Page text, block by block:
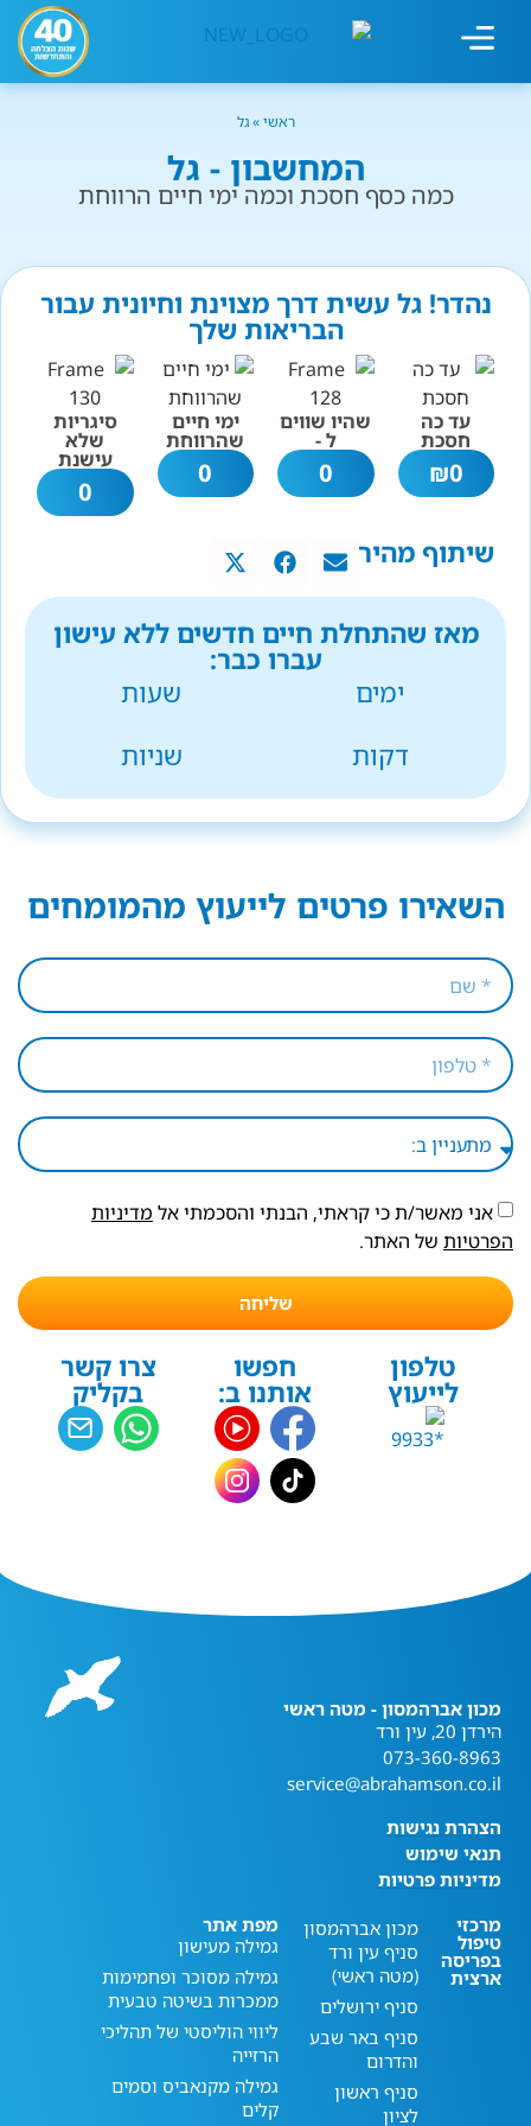
ראשי»גל
המחשבון - גל
כמה כסף חסכת וכמה ימי חיים הרווחת
נהדר! גל עשית דרך מצוינת וחיונית עבור
הבריאות שלך
עד כה
חסכת
0
₪
שהיו שווים
ל -
0
ימי חיים
שהרווחת
0
סיגריות
שלא
עישנת
0
שיתוף מהיר
מאז שהתחלת חיים חדשים ללא עישון
עברו כבר:
ימים
שעות
דקות
שניות
השאירו פרטים לייעוץ מהמומחים
אני מאשר/ת כי קראתי, הבנתי והסכמתי אל מדיניות
הפרטיות של האתר.
שליחה
טלפון
לייעוץ
חפשו
אותנו ב:
צרו קשר
בקליק
מכון אברהמסון - מטה ראשי
הירדן 20, עין ורד
073-360-8963
service@abrahamson.co.il
הצהרת נגישות
תנאי שימוש
מדיניות פרטיות
מרכזי
טיפול
בפריסה
ארצית
מכון אברהמסון
סניף עין ורד
(מטה ראשי)
סניף ירושלים
סניף באר שבע
והדרום
סניף ראשון
לציון
מפת אתר
גמילה מעישון
גמילה מסוכר ופחמימות
ממכרות בשיטה טבעית
ליווי הוליסטי של תהליכי
הרזייה
גמילה מקנאביס וסמים
קלים